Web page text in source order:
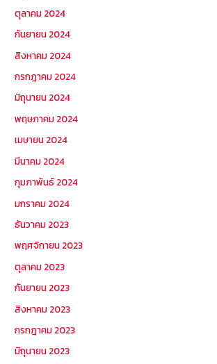
ตุลาคม 2024
กันยายน 2024
สิงหาคม 2024
กรกฎาคม 2024
มิถุนายน 2024
พฤษภาคม 2024
เมษายน 2024
มีนาคม 2024
กุมภาพันธ์ 2024
มกราคม 2024
ธันวาคม 2023
พฤศจิกายน 2023
ตุลาคม 2023
กันยายน 2023
สิงหาคม 2023
กรกฎาคม 2023
มิถุนายน 2023